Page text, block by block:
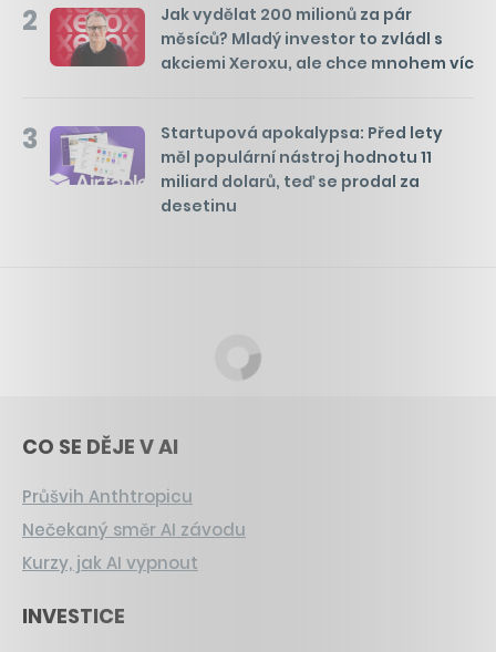
2
Jak vydělat 200 milionů za pár
měsíců? Mladý investor to zvládl s
akciemi Xeroxu, ale chce mnohem víc
3
Startupová apokalypsa: Před lety
měl populární nástroj hodnotu 11
miliard dolarů, teď se prodal za
desetinu
CO SE DĚJE V AI
Průšvih Anthtropicu
Nečekaný směr AI závodu
Kurzy, jak AI vypnout
INVESTICE